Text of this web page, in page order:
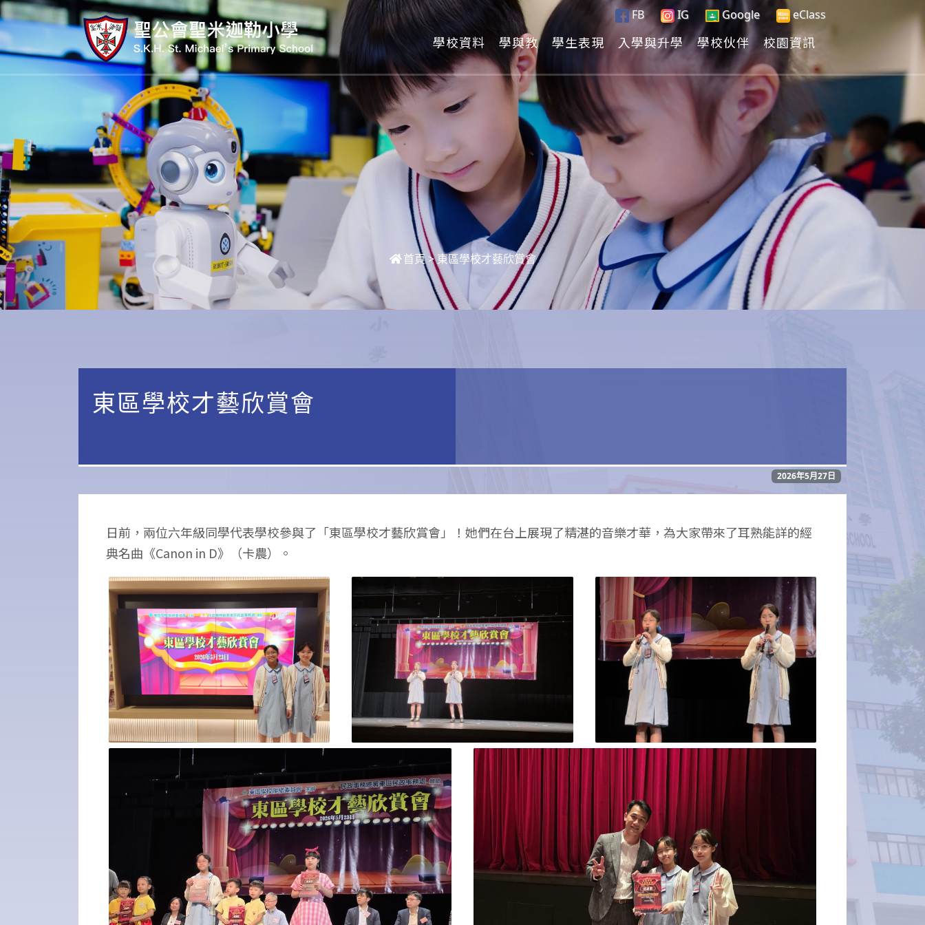
FB IG Google eClass
學校資料 學與教 學生表現 入學與升學 學校伙伴 校園資訊
首頁 >東區學校才藝欣賞會
東區學校才藝欣賞會
2026年5月27日
日前，兩位六年級同學代表學校參與了「東區學校才藝欣賞會」！她們在台上展現了精湛的音樂才華，為大家帶來了耳熟能詳的經
典名曲《Canon in D》（卡農）。